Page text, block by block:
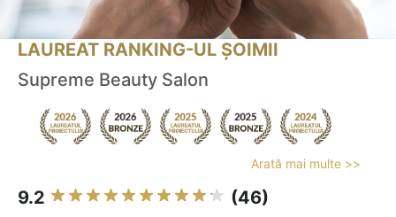
LAUREAT RANKING-UL ȘOIMII
Supreme Beauty Salon
Arată mai multe >>
9.2 (46)